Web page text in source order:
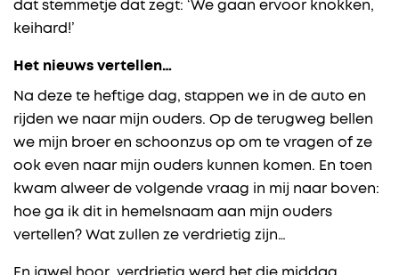
dat stemmetje dat zegt: ‘We gaan ervoor knokken,
keihard!’
Het nieuws vertellen…
Na deze te heftige dag, stappen we in de auto en
rijden we naar mijn ouders. Op de terugweg bellen
we mijn broer en schoonzus op om te vragen of ze
ook even naar mijn ouders kunnen komen. En toen
kwam alweer de volgende vraag in mij naar boven:
hoe ga ik dit in hemelsnaam aan mijn ouders
vertellen? Wat zullen ze verdrietig zijn…